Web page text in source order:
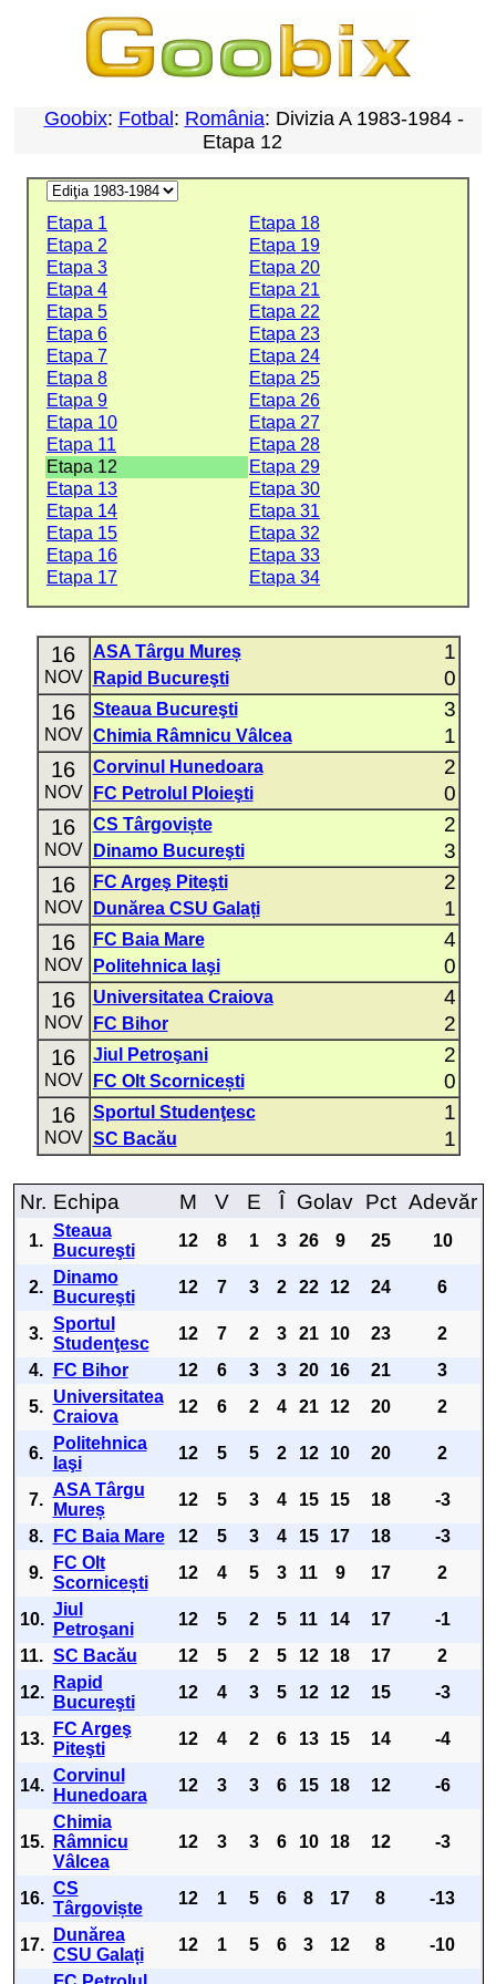
Goobix: Fotbal : România: Divizia A 1983-1984 -
Etapa 12
Etapa 1
Etapa 18
Etapa 2
Etapa 19
Etapa 3
Etapa 20
Etapa 4
Etapa 21
Etapa 5
Etapa 22
Etapa 6
Etapa 23
Etapa 7
Etapa 24
Etapa 8
Etapa 25
Etapa 9
Etapa 26
Etapa 10
Etapa 27
Etapa 11
Etapa 28
Etapa 12
Etapa 29
Etapa 13
Etapa 30
Etapa 14
Etapa 31
Etapa 15
Etapa 32
Etapa 16
Etapa 33
Etapa 17
Etapa 34
16
NOV
ASA Târgu Mureș 1
Rapid Bucureşti 0
16
NOV
Steaua Bucureşti 3
Chimia Râmnicu Vâlcea 1
16
NOV
Corvinul Hunedoara 2
FC Petrolul Ploieşti 0
16
NOV
CS Târgoviște 2
Dinamo Bucureşti 3
16
NOV
FC Argeş Piteşti 2
Dunărea CSU Galați 1
16
NOV
FC Baia Mare 4
Politehnica Iaşi 0
16
NOV
Universitatea Craiova 4
FC Bihor 2
16
NOV
Jiul Petroşani 2
FC Olt Scornicești 0
16
NOV
Sportul Studenţesc 1
SC Bacău 1
Nr. Echipa M V E Î Golav Pct Adevăr
1.
Steaua
Bucureşti
12 8 1 3 26 9 25 10
2.
Dinamo
Bucureşti
12 7 3 2 22 12 24 6
3.
Sportul
Studenţesc
12 7 2 3 21 10 23
2
4.
FC Bihor 12 6 3 3 20 16 21
3
5.
Universitatea
Craiova
12 6 2 4 21 12 20 2
6.
Politehnica
Iaşi
12 5 5 2 12 10 20 2
7.
ASA Târgu
Mureș
12 5 3 4 15 15 18
-3
8.
FC Baia Mare 12 5 3 4 15 17 18
-3
9.
FC Olt
Scornicești
12 4 5 3 11 9 17 2
10.
Jiul
Petroşani
12 5 2 5 11 14 17
-1
11. SC Bacău 12 5 2 5 12 18 17
2
12.
Rapid
Bucureşti
12 4 3 5 12 12 15 -3
13.
FC Argeş
Piteşti
12 4 2 6 13 15 14 -4
14.
Corvinul
Hunedoara
12 3 3 6 15 18 12 -6
15.
Chimia
Râmnicu
Vâlcea
12 3 3 6 10 18 12 -3
16.
CS
Târgoviște
12 1 5 6 8 17 8 -13
17.
Dunărea
CSU Galați
12 1 5 6 3 12 8 -10